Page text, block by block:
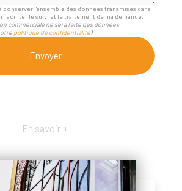
conserver l'ensemble des données transmises dans
faciliter le suivi et le traitement de ma demande.
commerciale ne sera faite des données
politique de confidentialité)
En savoir +